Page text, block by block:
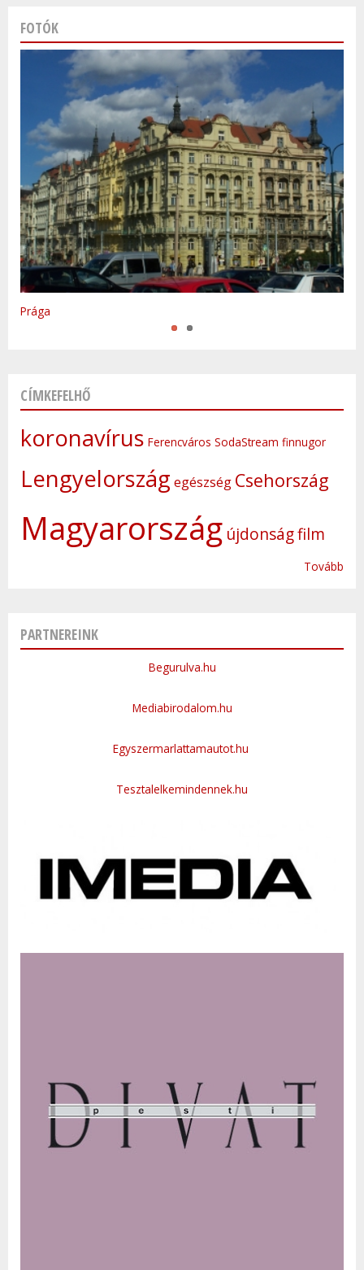
FOTÓK
Prága
Varsó
CÍMKEFELHŐ
koronavírus Ferencváros SodaStream finnugor
Lengyelország egészség Csehország
Magyarország újdonságfilm
Tovább
PARTNEREINK
Begurulva.hu
Mediabirodalom.hu
Egyszermarlattamautot.hu
Tesztalelkemindennek.hu